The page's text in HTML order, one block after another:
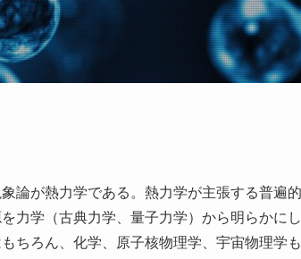
論が熱力学である。熱力学が主張する普遍
力学（古典力学、量子力学）から明らかに
ちろん、化学、原子核物理学、宇宙物理学